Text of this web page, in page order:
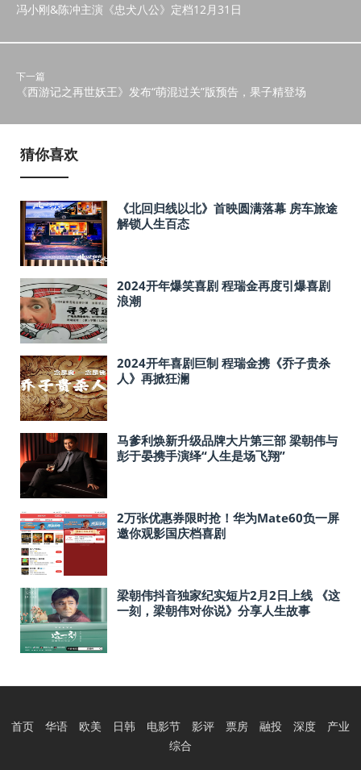
冯小刚&陈冲主演《忠犬八公》定档12月31日
下一篇
《西游记之再世妖王》发布“萌混过关”版预告，果子精登场
猜你喜欢
《北回归线以北》首映圆满落幕 房车旅途
解锁人生百态
2024开年爆笑喜剧 程瑞金再度引爆喜剧
浪潮
2024开年喜剧巨制 程瑞金携《乔子贵杀
人》再掀狂澜
马爹利焕新升级品牌大片第三部 梁朝伟与
彭于晏携手演绎“人生是场飞翔”
2万张优惠券限时抢！华为Mate60负一屏
邀你观影国庆档喜剧
梁朝伟抖音独家纪实短片2月2日上线 《这
一刻，梁朝伟对你说》分享人生故事
首页 华语 欧美 日韩 电影节 影评 票房 融投 深度
产业
综合